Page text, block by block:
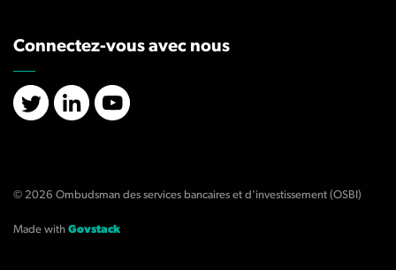
Connectez-vous avec nous
X/TwitterLinkedInYouTube
© 2026 Ombudsman des services bancaires et d'investissement (OSBI)
Made with Govstack